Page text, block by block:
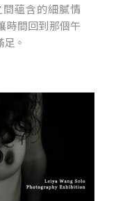
蘊含的細膩情
時間回到那個午
。